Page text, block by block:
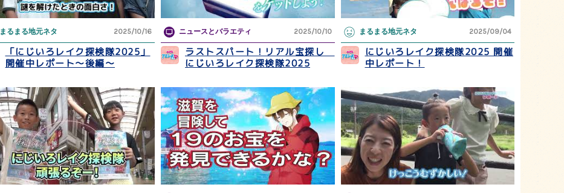
まるまる地元ネタ 2025/10/16
「にじいろレイク探検隊2025」
開催中レポート～後編～
ニュースとバラエティ 2025/10/10
ラストスパート！リアル宝探し
にじいろレイク探検隊2025
まるまる地元ネタ 2025/09/04
にじいろレイク探検隊2025 開催
中レポート！